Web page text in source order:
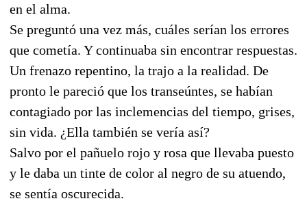
en el alma.
Se preguntó una vez más, cuáles serían los errores
que cometía. Y continuaba sin encontrar respuestas.
Un frenazo repentino, la trajo a la realidad. De
pronto le pareció que los transeúntes, se habían
contagiado por las inclemencias del tiempo, grises,
sin vida. ¿Ella también se vería así?
Salvo por el pañuelo rojo y rosa que llevaba puesto
y le daba un tinte de color al negro de su atuendo,
se sentía oscurecida.